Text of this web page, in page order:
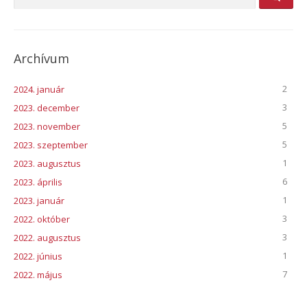
Archívum
2024. január
2
2023. december
3
2023. november
5
2023. szeptember
5
2023. augusztus
1
2023. április
6
2023. január
1
2022. október
3
2022. augusztus
3
2022. június
1
2022. május
7